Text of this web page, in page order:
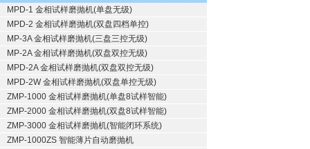
MPD-1 金相试样磨抛机(单盘无级)
MPD-2 金相试样磨抛机(双盘四档单控)
MP-3A 金相试样磨抛机(三盘三控无级)
MP-2A 金相试样磨抛机(双盘双控无级)
MPD-2A 金相试样磨抛机(双盘双控无级)
MPD-2W 金相试样磨抛机(双盘单控无级)
ZMP-1000 金相试样磨抛机(单盘8试样智能)
ZMP-2000 金相试样磨抛机(双盘8试样智能)
ZMP-3000 金相试样磨抛机(智能闭环系统)
ZMP-1000ZS 智能薄片自动磨抛机